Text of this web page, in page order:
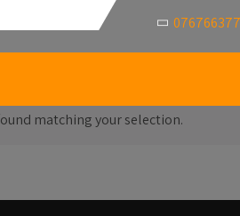
matching your selection.